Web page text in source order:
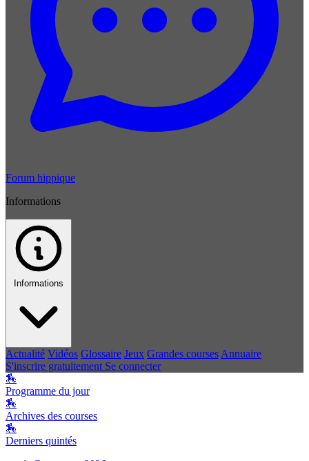
Forum hippique
Informations
Informations
Actualité Vidéos Glossaire Jeux Grandes courses Annuaire
S'inscrire gratuitement Se connecter
🏇
Programme du jour
🏇
Archives des courses
🏇
Derniers quintés